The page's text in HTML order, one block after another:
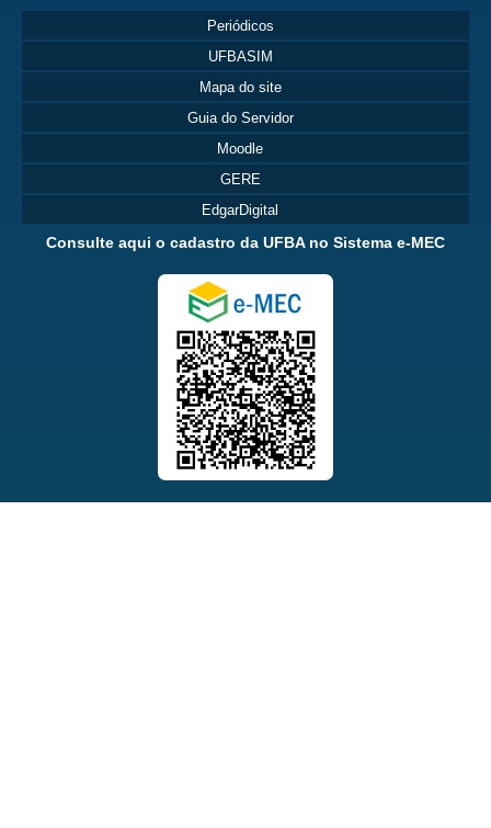
Periódicos
UFBASIM
Mapa do site
Guia do Servidor
Moodle
GERE
EdgarDigital
Consulte aqui o cadastro da UFBA no Sistema e-MEC